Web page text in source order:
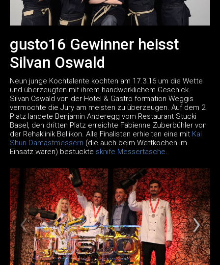
gusto16 Gewinner heisst
Silvan Oswald
Neun junge Kochtalente kochten am 17.3.16 um die Wette
und überzeugten mit ihrem handwerklichem Geschick.
Silvan Oswald von der Hotel & Gastro formation Weggis
vermochte die Jury am meisten zu überzeugen. Auf dem 2.
Platz landete Benjamin Anderegg vom Restaurant Stucki
Basel, den dritten Platz erreichte Fabienne Zuberbühler von
der Rehaklinik Bellikon. Alle Finalisten erhielten eine mit Kai
Shun Damastmessern (die auch beim Wettkochen im
Einsatz waren) bestückte sknife Messertasche.